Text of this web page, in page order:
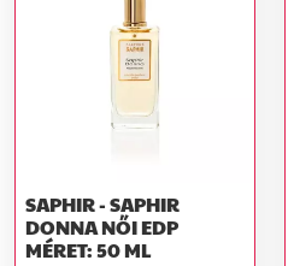
SAPHIR - SAPHIR
DONNA NŐI EDP
MÉRET: 50 ML